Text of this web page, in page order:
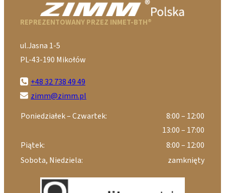
REPREZENTOWANY PRZEZ INMET-BTH®
ul.Jasna 1-5
PL-43-190 Mikołów
+48 32 738 49 49
zimm@zimm.pl
Poniedziałek – Czwartek:
8:00 – 12:00
13:00 – 17:00
Piątek:
8:00 – 12:00
Sobota, Niedziela:
zamknięty